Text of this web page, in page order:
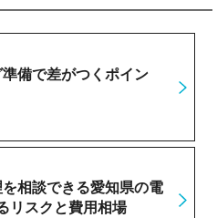
備で差がつくポイン
相談できる愛知県の電
リスクと費用相場